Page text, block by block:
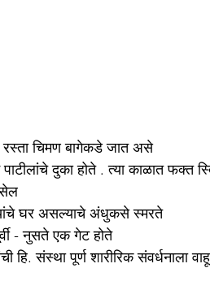
रस्ता चिमण बागेकडे जात असे
दुका होते . त्या काळात फक्त
घर असल्याचे अंधुकसे स्मरते
- नुसते एक गेट होते